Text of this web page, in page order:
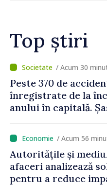
Top știri
/
Cod galben
atmosferică
parte a țării
/ Acum 56
Autoritățile și
afaceri analizează
pentru a reduce